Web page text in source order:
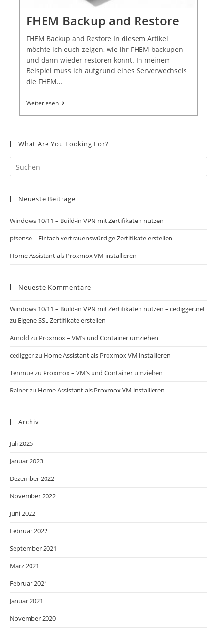
FHEM Backup and Restore
FHEM Backup and Restore In diesem Artikel
möchte ich euch zeigen, wie ihr FHEM backupen
und dann wieder restoren könnt. In meinem
Beispiel muss ich aufgrund eines Serverwechsels
die FHEM…
Weiterlesen
What Are You Looking For?
Neueste Beiträge
Windows 10/11 – Build-in VPN mit Zertifikaten nutzen
pfsense – Einfach vertrauenswürdige Zertifikate erstellen
Home Assistant als Proxmox VM installieren
Neueste Kommentare
Windows 10/11 – Build-in VPN mit Zertifikaten nutzen – cedigger.net
zu Eigene SSL Zertifikate erstellen
Arnold zu Proxmox – VM’s und Container umziehen
cediggerzu Home Assistant als Proxmox VM installieren
Tenmuezu Proxmox – VM’s und Container umziehen
Rainerzu Home Assistant als Proxmox VM installieren
Archiv
Juli 2025
Januar 2023
Dezember 2022
November 2022
Juni 2022
Februar 2022
September 2021
März 2021
Februar 2021
Januar 2021
November 2020